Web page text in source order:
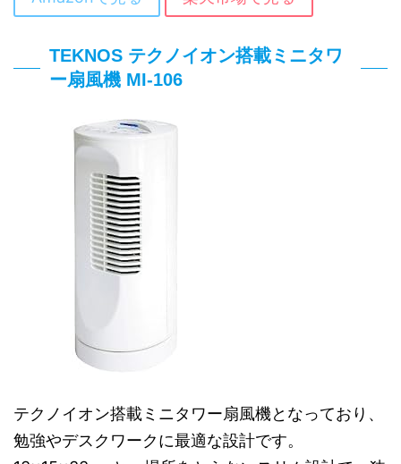
TEKNOS テクノイオン搭載ミニタワ
ー扇風機 MI-106
テクノイオン搭載ミニタワー扇風機となっており、
勉強やデスクワークに最適な設計です。